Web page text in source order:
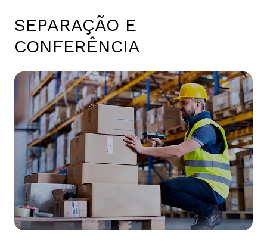
SEPARAÇÃO E
CONFERÊNCIA